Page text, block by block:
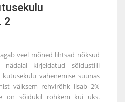
2
veel mõned lihtsad nõksud
nädalal kirjeldatud sõidustiili
vähenemise suunas
väiksem rehvirõhk lisab 2%
on sõidukil rohkem kui üks.